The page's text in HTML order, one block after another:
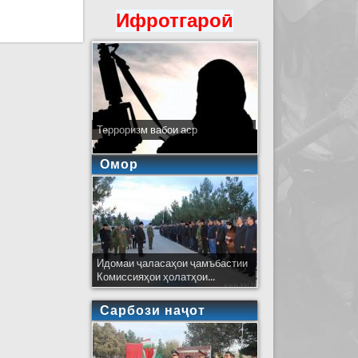
Ифротгароӣ
Терроризм вабои аср
Омор
Идомаи ҷаласаҳои ҷамъбастии
Комиссияҳои ҳолатҳои...
Сарбози наҷот